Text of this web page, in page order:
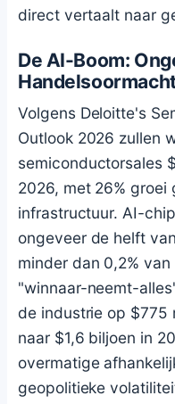
direct vertaalt naar
De AI-Boom:
Volgens Deloitte's
Outlook 2026 zullen
semiconductorsales
2026, met 26%
infrastructuur. AI-
ongeveer de helft
minder dan 0,2%
"winnaar-neemt-
de industrie op $775
naar $1,6 biljoen in
overmatige
geopolitieke